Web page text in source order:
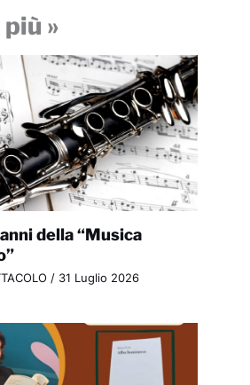
»
della “Musica
/ 31 Luglio 2026